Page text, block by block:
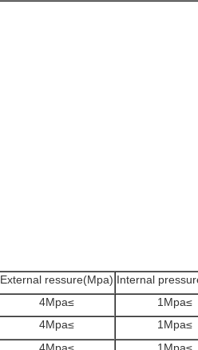
Internal
External ressure(Mpa)
≥1Mpa
≥4Mpa
≥1Mpa
≥4Mpa